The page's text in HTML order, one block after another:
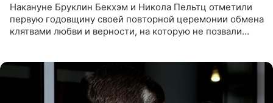
Накануне Бруклин Бекхэм и Никола Пельтц отметили
первую годовщину своей повторной церемонии обмена
клятвами любви и верности, на которую не позвали